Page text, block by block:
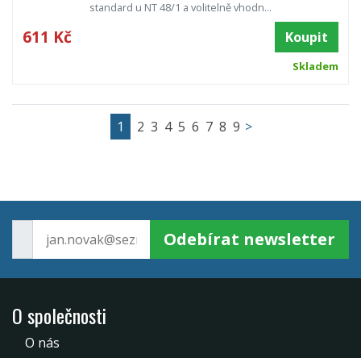
standard u NT 48/1 a volitelně vhodn...
611 Kč Koupit
Skladem
1 2 3 4 5 6 7 8 9 >
Odebírat newsletter
O společnosti
O nás